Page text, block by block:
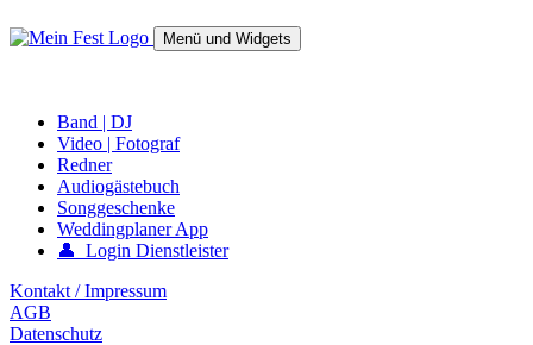
zum
Menü und Widgets
Band | DJ
Video | Fotograf
Redner
Audiogästebuch
Songgeschenke
Weddingplaner App
👤 Login Dienstleister
Kontakt / Impressum
AGB
Datenschutz